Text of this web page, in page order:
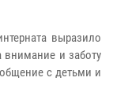
выразило
внимание и заботу
с детьми и